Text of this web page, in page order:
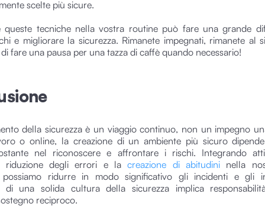
scelte più sicure.
queste tecniche nella vostra routine può fare una grande
e migliorare la sicurezza. Rimanete impegnati, rimanete al
fare una pausa per una tazza di caffè quando necessario!
della sicurezza è un viaggio continuo, non un impegno
o online, la creazione di un ambiente più sicuro
nel riconoscere e affrontare i rischi. Integrando
riduzione degli errori e lacreazione di abitudini nella
possiamo ridurre in modo significativo gli incidenti e gli
di una solida cultura della sicurezza implica
reciproco.